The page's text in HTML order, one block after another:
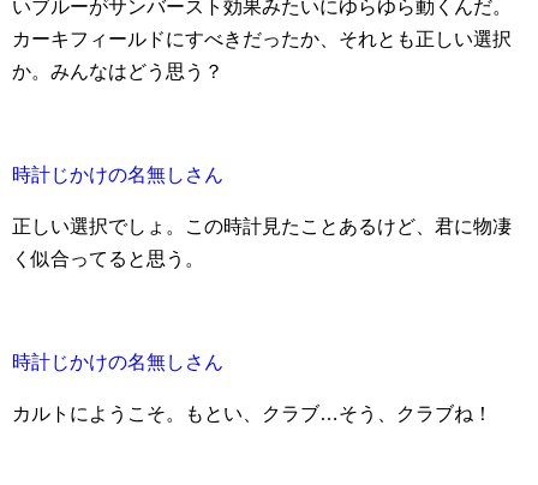
いブルーがサンバースト効果みたいにゆらゆら動くんだ。
カーキフィールドにすべきだったか、それとも正しい選択
か。みんなはどう思う？
時計じかけの名無しさん
正しい選択でしょ。この時計見たことあるけど、君に物凄
く似合ってると思う。
時計じかけの名無しさん
カルトにようこそ。もとい、クラブ…そう、クラブね！